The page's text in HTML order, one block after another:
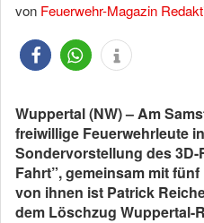
von Feuerwehr-Magazin
Wuppertal (NW) – Am
freiwillige Feuerwehrleute
Sondervorstellung des
Fahrt”, gemeinsam mit
von ihnen ist Patrick
dem Löschzug Wuppertal-